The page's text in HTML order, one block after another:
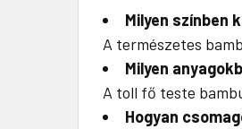
Milyen színben
A természetes
Milyen
A toll fő teste
Hogyan